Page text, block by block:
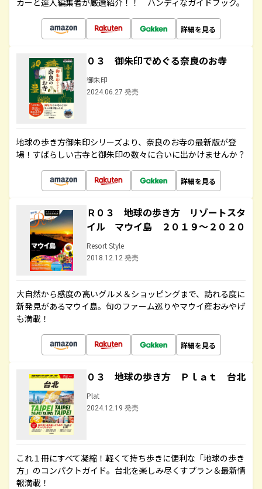
カーと達人編集者が厳選紹介！！ ハンディなガイドブック。
詳細を見る
０３ 御朱印でめぐる奈良のお寺
御朱印
2024.06.27 発売
地球の歩き方御朱印シリーズより、奈良のお寺の最新版が登
場！すばらしい古寺と御朱印の数々に合いに出かけませんか？
詳細を見る
Ｒ０３ 地球の歩き方 リゾートスタ
イル マウイ島 ２０１９～２０２０
Resort Style
2018.12.12 発売
大自然から感度の高いグルメ＆ショッピングまで、訪れる度に
新発見があるマウイ島。旬のファーム巡りやマウイ産おみやげ
も満載！
詳細を見る
０３ 地球の歩き方 Ｐｌａｔ 台北
Plat
2024.12.19 発売
これ１冊にすべて凝縮！軽くて持ち歩きに便利な「地球の歩き
方」のコンパクトガイド。台北を楽しみ尽くすプラン＆最新情
報満載！